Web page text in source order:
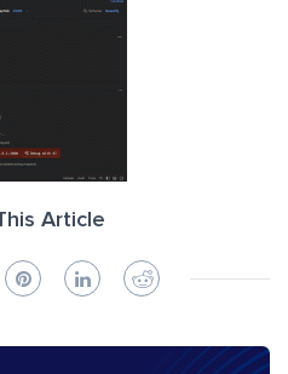
Article